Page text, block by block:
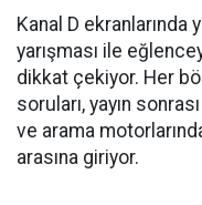
Kanal D ekranlarında
yarışması ile
dikkat çekiyor. Her
soruları, yayın
ve arama
arasına giriyor.